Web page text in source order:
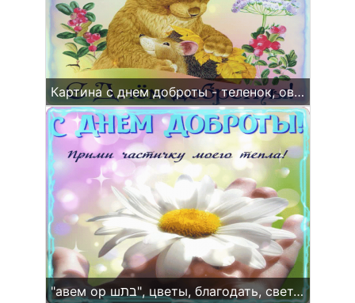
Картина с днем доброты - теленок, овечка и цветы.
"авем ор шבת", цветы, благодать, светлый день